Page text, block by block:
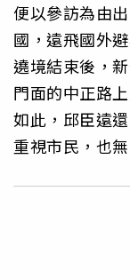
便以參訪為由
國，遠飛國外
遶境結束後，
門面的中正路
如此，邱臣遠
重視市民，也